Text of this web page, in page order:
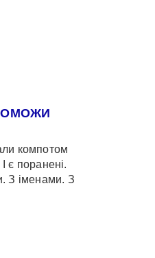
компотом
є поранені.
З іменами. З